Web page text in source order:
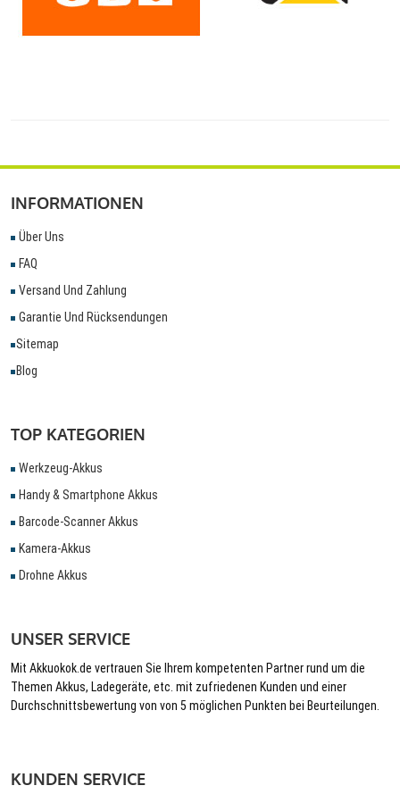
INFORMATIONEN
Über Uns
FAQ
Versand Und Zahlung
Garantie Und Rücksendungen
Sitemap
Blog
TOP KATEGORIEN
Werkzeug-Akkus
Handy & Smartphone Akkus
Barcode-Scanner Akkus
Kamera-Akkus
Drohne Akkus
UNSER SERVICE
Mit Akkuokok.de vertrauen Sie Ihrem kompetenten Partner rund um die
Themen Akkus, Ladegeräte, etc. mit zufriedenen Kunden und einer
Durchschnittsbewertung von von 5 möglichen Punkten bei Beurteilungen.
KUNDEN SERVICE